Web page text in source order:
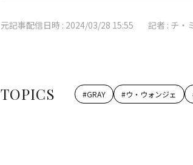
元記事配信日時 : 2024/03/28 15:55 記者 : チ・
TOPICS #GRAY #ウ・ウォンジェ